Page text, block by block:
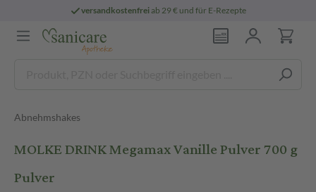
versandkostenfreiab 29 € und für E-Rezepte
Abnehmshakes
MOLKE DRINK Megamax Vanille Pulver 700 g
Pulver